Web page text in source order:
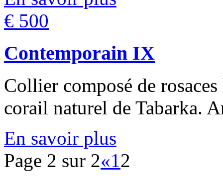
€ 500
Contemporain IX
Collier composé de
corail naturel de Tabarka.
En savoir plus
Page 2 sur 2«12